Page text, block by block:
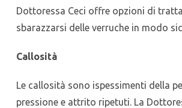
Dottoressa Ceci offre opzioni di
sbarazzarsi delle verruche in modo
Callosità
Le callosità sono ispessimenti della
pressione e attrito ripetuti. La